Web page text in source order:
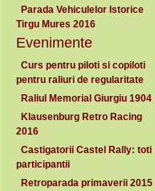
Parada Vehiculelor Istorice
Tirgu Mures 2016
Evenimente
Curs pentru piloti si copiloti
pentru raliuri de regularitate
Raliul Memorial Giurgiu 1904
Klausenburg Retro Racing
2016
Castigatorii Castel Rally: toti
participantii
Retroparada primaverii 2015